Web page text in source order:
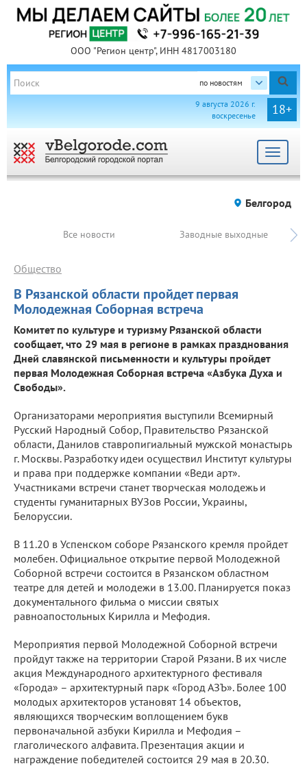
ООО "Регион центр", ИНН 4817003180
по новостям
18+
9 августа 2026 г.
воскресенье
Toggle
Белгород
Все новости Заводные выходные
В Рязанской области пройдет первая
Молодежная Соборная встреча
Общество
Комитет по культуре и туризму Рязанской области
сообщает, что 29 мая в регионе в рамках празднования
Дней славянской письменности и культуры пройдет
первая Молодежная Соборная встреча «Азбука Духа и
Свободы».
Организаторами мероприятия выступили Всемирный
Русский Народный Собор, Правительство Рязанской
области, Данилов ставропигиальный мужской монастырь
г. Москвы. Разработку идеи осуществил Институт культуры
и права при поддержке компании «Веди арт».
Участниками встречи станет творческая молодежь и
студенты гуманитарных ВУЗов России, Украины,
Белоруссии.
В 11.20 в Успенском соборе Рязанского кремля пройдет
молебен. Официальное открытие первой Молодежной
Соборной встречи состоится в Рязанском областном
театре для детей и молодежи в 13.00. Планируется показ
документального фильма о миссии святых
равноапостольных Кирилла и Мефодия.
Мероприятия первой Молодежной Соборной встречи
пройдут также на территории Старой Рязани. В их числе
акция Международного архитектурного фестиваля
«Города» – архитектурный парк «Город АЗЪ». Более 100
молодых архитекторов установят 14 объектов,
являющихся творческим воплощением букв
первоначальной азбуки Кирилла и Мефодия –
глаголического алфавита. Презентация акции и
награждение победителей состоится 29 мая в 20.30.